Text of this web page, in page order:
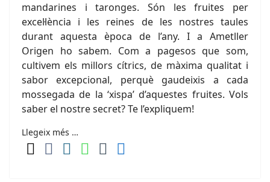
mandarines i taronges. Són les fruites per
excel·lència i les reines de les nostres taules
durant aquesta època de l’any. I a Ametller
Origen ho sabem. Com a pagesos que som,
cultivem els millors cítrics, de màxima qualitat i
sabor excepcional, perquè gaudeixis a cada
mossegada de la ‘xispa’ d’aquestes fruites. Vols
saber el nostre secret? Te l’expliquem!
Llegeix més …